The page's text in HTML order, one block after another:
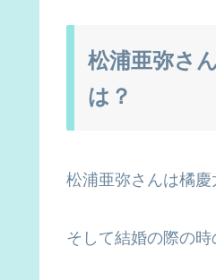
松浦亜弥さ
は？
松浦亜弥さんは橘慶
そして結婚の際の時